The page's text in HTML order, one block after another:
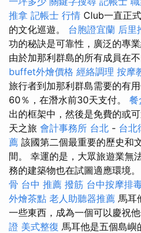
推拿 記帳士 行情 Club一直正
的文化巡遊。 台胞證宜蘭 后里
功的秘訣是可靠性，廣泛的專
由於加那利群島的所有成員在
buffet外燴價格 經絡調理 按摩
旅行者到加那利群島需要的有用
60％，在潛水前30天支付。 餐
出的框架中，然後是免費的或
天之旅 會計事務所 台北 - 台北
薦 該國第二個最重要的歷史和
間。 幸運的是，大眾旅遊業無
務的建築物也在試圖適應環境。
骨 台中 推薦 撥筋 台中按摩排
外燴茶點 老人助聽器推薦 馬耳
一些東西，成為一個可以慶祝他
證 美式整復 馬耳他是五個島嶼